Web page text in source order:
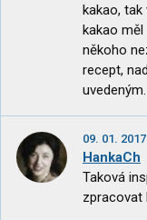
kakao,
kakao
někoho
recept,
09. 01.
HankaCh
Taková
zpracovat